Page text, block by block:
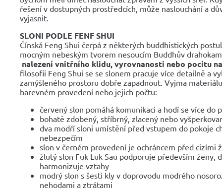
řešení v dostupných prostředcích, může naslouchání a
vyjasnit.
SLONI PODLE FENF SHUI
Čínská Feng Shui čerpá z některých buddhistických
mocným nebeským tvorem nesoucím Buddhův
nalezení vnitřního klidu, vyrovnanosti nebo pocitu
filosofii Feng Shui se se slonem pracuje více detailně a
zamýšleného prostoru dobře zapadnout. Vyjma
barevném provedení nebo jejich počtu:
červený slon pomáhá komunikaci a hodí se více do
bohatě zdobený, stříbrný, zlacený nebo
dva modří sloni umístění před vstupem do pokoje
nebezpečím
slon v černém provedení je ochráncem před cizími
žlutý slon Fuk Luk Sau podporuje především ženy,
harmonizuje vztahy
modrý slon s šesti kly v doprovodu modrého
nehodami a ztrátami